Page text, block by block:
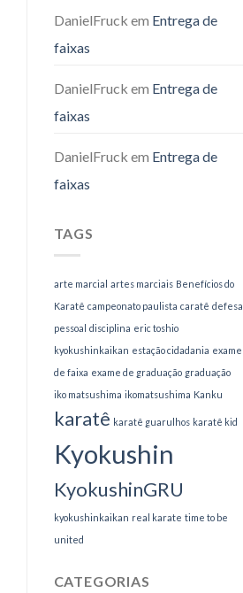
DanielFruck em Entrega de
faixas
DanielFruck em Entrega de
faixas
DanielFruck em Entrega de
faixas
TAGS
arte marcial artes marciais Benefícios do
Karatê campeonato paulista caratê defesa
pessoal disciplina eric toshio
kyokushinkaikan estação cidadania exame
de faixa exame de graduação graduação
iko matsushima ikomatsushima Kanku
karatê karatê guarulhos karatê kid
Kyokushin
KyokushinGRU
kyokushinkaikan real karate time to be
united
CATEGORIAS